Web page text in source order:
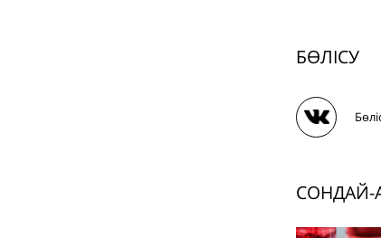
БӨЛІСУ
СОНДАЙ-